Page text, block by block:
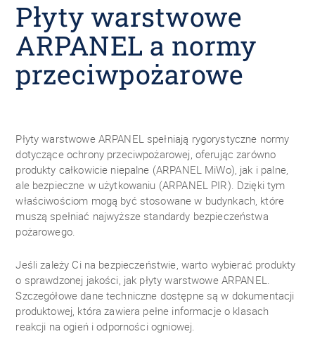
Płyty warstwowe
ARPANEL a normy
przeciwpożarowe
Płyty warstwowe ARPANEL spełniają rygorystyczne normy
dotyczące ochrony przeciwpożarowej, oferując zarówno
produkty całkowicie niepalne (ARPANEL MiWo), jak i palne,
ale bezpieczne w użytkowaniu (ARPANEL PIR). Dzięki tym
właściwościom mogą być stosowane w budynkach, które
muszą spełniać najwyższe standardy bezpieczeństwa
pożarowego.
Jeśli zależy Ci na bezpieczeństwie, warto wybierać produkty
o sprawdzonej jakości, jak płyty warstwowe ARPANEL.
Szczegółowe dane techniczne dostępne są w dokumentacji
produktowej, która zawiera pełne informacje o klasach
reakcji na ogień i odporności ogniowej.